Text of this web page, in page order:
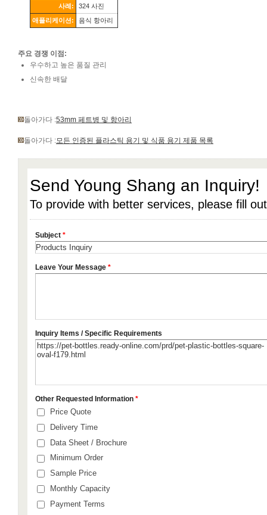
사례:
324 사진
애플리케이션:
음식 항아리
주요 경쟁 이점:
우수하고 높은 품질 관리
신속한 배달
돌아가다 :53mm 페트병 및 항아리
돌아가다 :모든 인증된 플라스틱 용기 및 식품 용기 제품 목록